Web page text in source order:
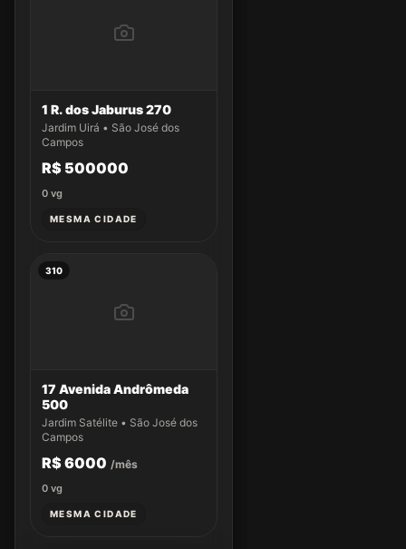
1 R. dos Jaburus 270
Jardim Uirá • São José dos
Campos
R$ 500000
0 vg
MESMA CIDADE
310
17 Avenida Andrômeda
500
Jardim Satélite • São José dos
Campos
R$ 6000 /mês
0 vg
MESMA CIDADE